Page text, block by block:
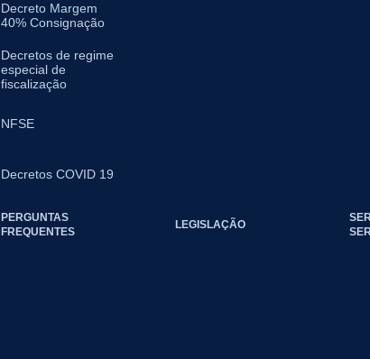
Decreto Margem
40% Consignação
Decretos de regime
especial de
fiscalização
NFSE
Decretos COVID 19
PERGUNTAS
FREQUENTES
LEGISLAÇÃO